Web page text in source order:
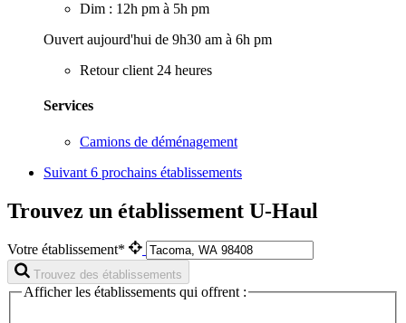
Dim : 12h pm à 5h pm
Ouvert aujourd'hui de 9h30 am à 6h pm
Retour client 24 heures
Services
Camions de déménagement
Suivant 6 prochains établissements
Trouvez un établissement U-Haul
Votre établissement*
Trouvez des établissements
Afficher les établissements qui offrent :